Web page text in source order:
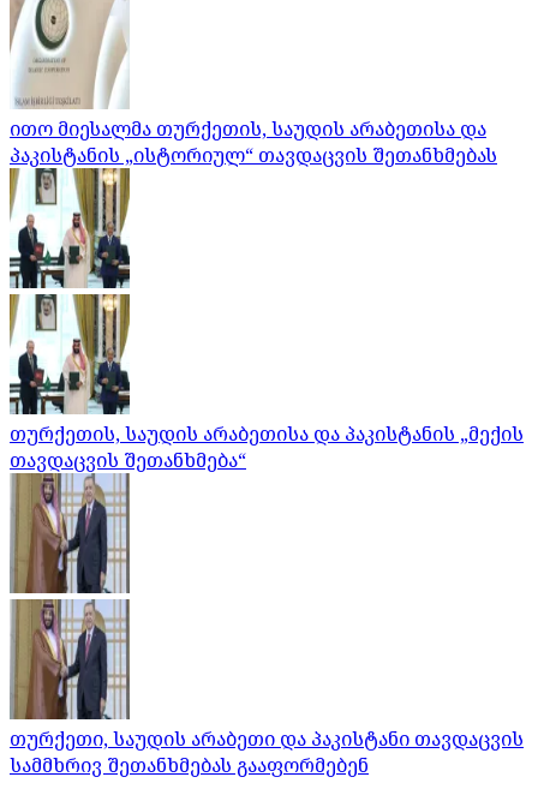
ითო მიესალმა თურქეთის, საუდის არაბეთისა და
პაკისტანის „ისტორიულ“ თავდაცვის შეთანხმებას
თურქეთის, საუდის არაბეთისა და პაკისტანის „მექის
თავდაცვის შეთანხმება“
თურქეთი, საუდის არაბეთი და პაკისტანი თავდაცვის
სამმხრივ შეთანხმებას გააფორმებენ